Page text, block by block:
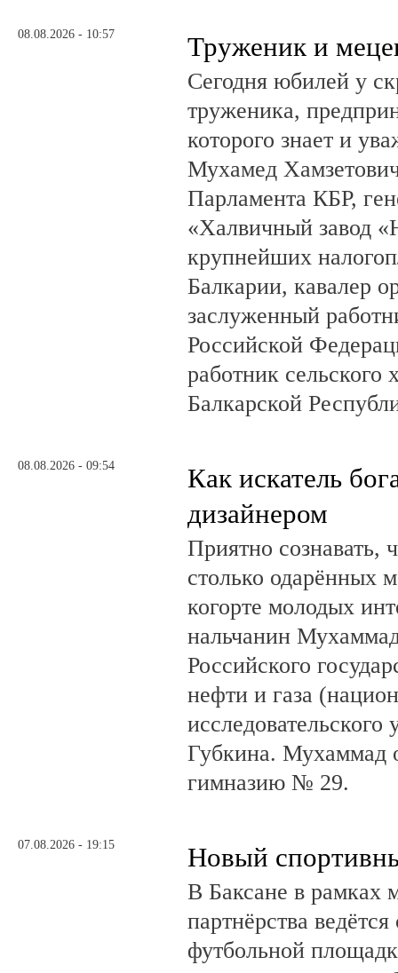
08.08.2026 - 10:57 Труженик и
Сегодня юбилей у
труженика,
которого знает и
Мухамед
Парламента КБР,
«Халвичный завод
крупнейших
Балкарии, кавалер
заслуженный
Российской
работник сельского
Балкарской
08.08.2026 - 09:54
Как искатель
дизайнером
Приятно сознавать,
столько одарённых
когорте молодых
нальчанин
Российского
нефти и газа
Губкина. Мухаммад
гимназию № 29.
07.08.2026 - 19:15 Новый
В Баксане в рамках
партнёрства
футбольной